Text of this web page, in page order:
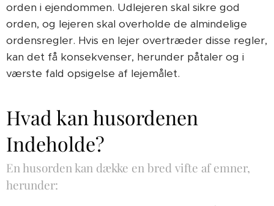
orden i ejendommen. Udlejeren skal sikre god
orden, og lejeren skal overholde de almindelige
ordensregler. Hvis en lejer overtræder disse regler,
kan det få konsekvenser, herunder påtaler og i
værste fald opsigelse af lejemålet.
Hvad kan husordenen
Indeholde?
En husorden kan dække en bred vifte af emner,
herunder: